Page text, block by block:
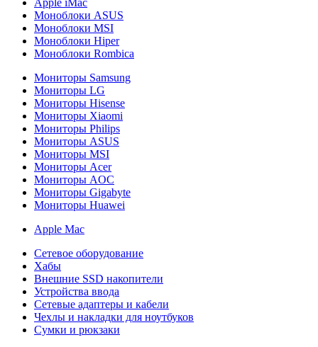
Apple iMac
Моноблоки ASUS
Моноблоки MSI
Моноблоки Hiper
Моноблоки Rombica
Мониторы Samsung
Мониторы LG
Мониторы Hisense
Мониторы Xiaomi
Мониторы Philips
Мониторы ASUS
Мониторы MSI
Мониторы Acer
Мониторы AOC
Мониторы Gigabyte
Мониторы Huawei
Apple Mac
Сетевое оборудование
Хабы
Внешние SSD накопители
Устройства ввода
Сетевые адаптеры и кабели
Чехлы и накладки для ноутбуков
Сумки и рюкзаки